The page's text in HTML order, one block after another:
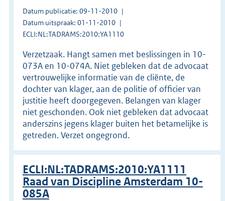
Datum publicatie: 09-11-2010
Datum uitspraak: 01-11-2010
ECLI:NL:TADRAMS:2010:YA1110
Verzetzaak. Hangt samen met beslissingen in 10-
073A en 10-074A. Niet gebleken dat de advocaat
vertrouwelijke informatie van de cliënte, de
dochter van klager, aan de politie of officier van
justitie heeft doorgegeven. Belangen van klager
niet geschonden. Ook niet gebleken dat advocaat
anderszins jegens klager buiten het betamelijke is
getreden. Verzet ongegrond.
ECLI:NL:TADRAMS:2010:YA1111
Raad van Discipline Amsterdam 10-
085A